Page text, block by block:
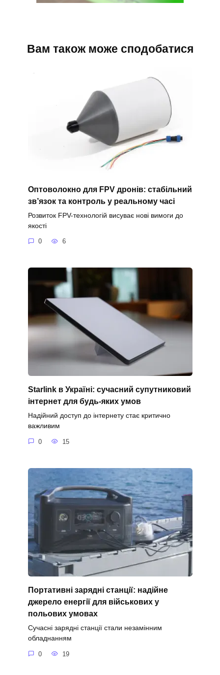
Вам також може сподобатися
Оптоволокно для FPV дронів: стабільний
зв’язок та контроль у реальному часі
Розвиток FPV-технологій висуває нові вимоги до
якості
0 6
Starlink в Україні: сучасний супутниковий
інтернет для будь-яких умов
Надійний доступ до інтернету стає критично
важливим
0 15
Портативні зарядні станції: надійне
джерело енергії для військових у
польових умовах
Сучасні зарядні станції стали незамінним
обладнанням
0 19